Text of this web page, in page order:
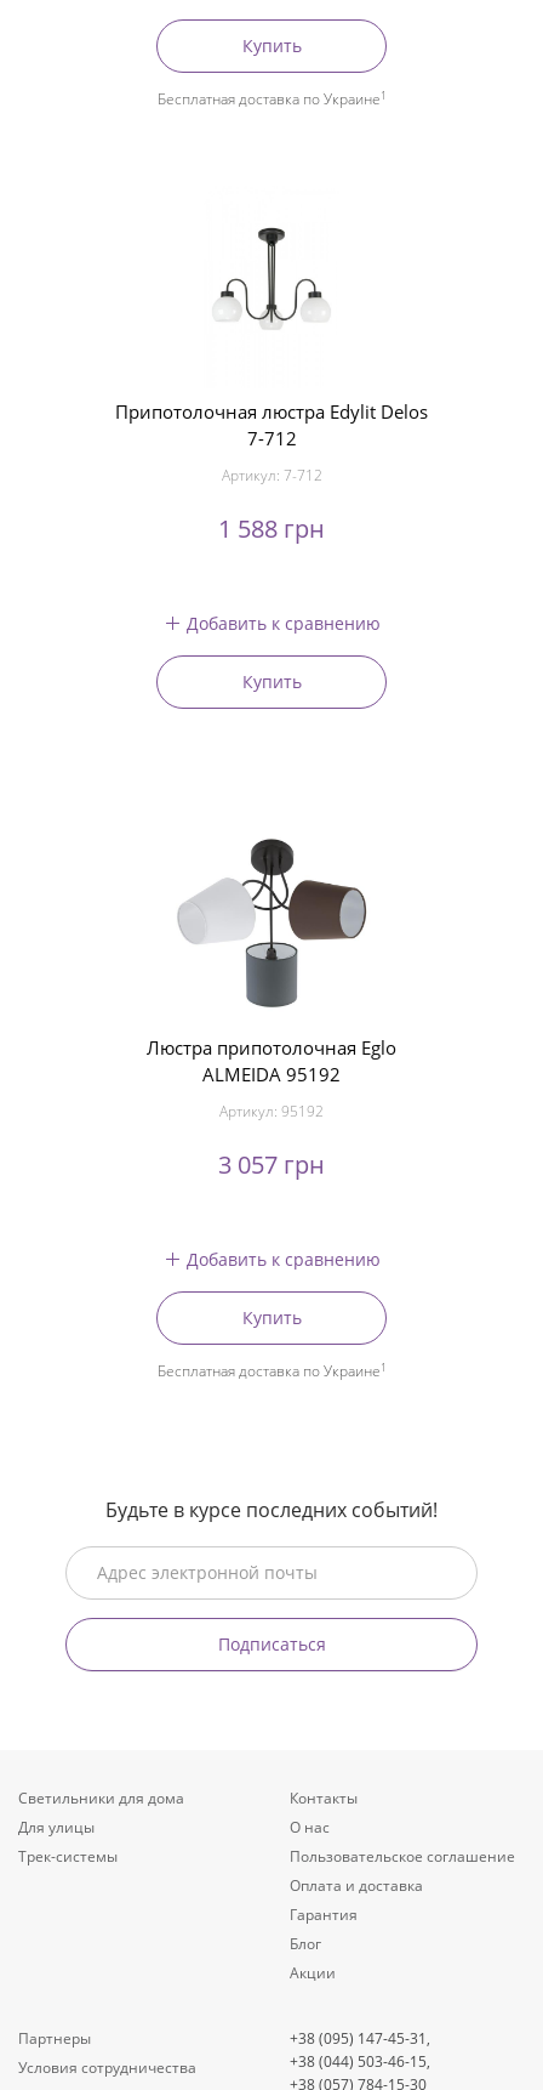
Купить
Бесплатная доставка по Украине1
Припотолочная люстра Edylit Delos
7-712
Артикул: 7-712
1 588 грн
Добавить к сравнению
Купить
Люстра припотолочная Eglo
ALMEIDA 95192
Артикул: 95192
3 057 грн
Добавить к сравнению
Купить
Бесплатная доставка по Украине1
Будьте в курсе последних событий!
Подписаться
Светильники для дома
Для улицы
Трек-системы
Контакты
О нас
Пользовательское соглашение
Оплата и доставка
Гарантия
Блог
Акции
Партнеры
Условия сотрудничества
+38 (095) 147-45-31,
+38 (044) 503-46-15,
+38 (057) 784-15-30